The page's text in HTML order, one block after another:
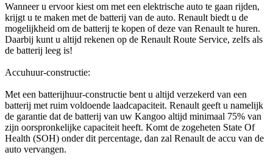
Wanneer u ervoor kiest om met een elektrische auto te gaan rijden,
krijgt u te maken met de batterij van de auto. Renault biedt u de
mogelijkheid om de batterij te kopen of deze van Renault te huren.
Daarbij kunt u altijd rekenen op de Renault Route Service, zelfs als
de batterij leeg is!
Accuhuur-constructie:
Met een batterijhuur-constructie bent u altijd verzekerd van een
batterij met ruim voldoende laadcapaciteit. Renault geeft u namelijk
de garantie dat de batterij van uw Kangoo altijd minimaal 75% van
zijn oorspronkelijke capaciteit heeft. Komt de zogeheten State Of
Health (SOH) onder dit percentage, dan zal Renault de accu van de
auto vervangen.